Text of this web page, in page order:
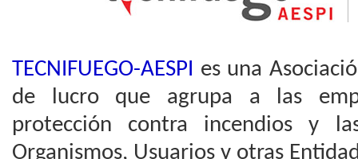
TECNIFUEGO-AESPI es una
de lucro que agrupa a las
protección contra incendios y
Organismos, Usuarios y otras